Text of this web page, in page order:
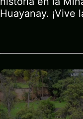
Huayanay.